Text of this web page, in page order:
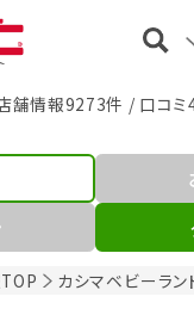
舗情報9273件 / 口コ
カシマベビーラン